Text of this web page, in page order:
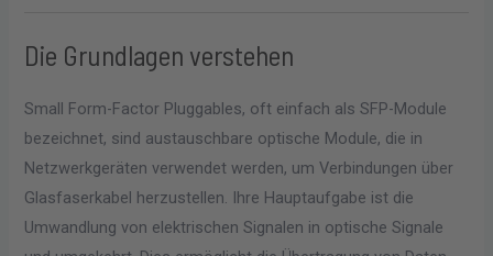
Die Grundlagen verstehen
Small Form-Factor Pluggables, oft einfach als SFP-Module
bezeichnet, sind austauschbare optische Module, die in
Netzwerkgeräten verwendet werden, um Verbindungen über
Glasfaserkabel herzustellen. Ihre Hauptaufgabe ist die
Umwandlung von elektrischen Signalen in optische Signale